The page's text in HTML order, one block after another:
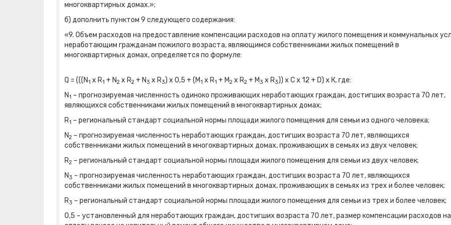
многоквартирных домах.»;
б) дополнить пунктом 9 следующего содержания:
«9. Объем расходов на предоставление компенсации расходов на оплату жилого помещения и коммунальных
неработающим гражданам пожилого возраста, являющимся собственниками жилых помещений в
многоквартирных домах, определяется по формуле:
Q = (((N1 x R1 + N2 x R2 + N3 x R3) x 0,5 + (M1 x R1 + M2 x R2 + M3 x R3)) х С х 12 + D) x К, где:
N1 – прогнозируемая численность одиноко проживающих неработающих граждан, достигших возраста 70 лет,
являющихся собственниками жилых помещений в многоквартирных домах;
R1 – региональный стандарт социальной нормы площади жилого помещения для семьи из одного человека;
N2 – прогнозируемая численность неработающих граждан, достигших возраста 70 лет, являющихся
собственниками жилых помещений в многоквартирных домах, проживающих в семьях из двух человек;
R2 – региональный стандарт социальной нормы площади жилого помещения для семьи из двух человек;
N3 – прогнозируемая численность неработающих граждан, достигших возраста 70 лет, являющихся
собственниками жилых помещений в многоквартирных домах, проживающих в семьях из трех и более человек;
R3 – региональный стандарт социальной нормы площади жилого помещения для семьи из трех и более человек;
0,5 – установленный для неработающих граждан, достигших возраста 70 лет, размер компенсации расходов на